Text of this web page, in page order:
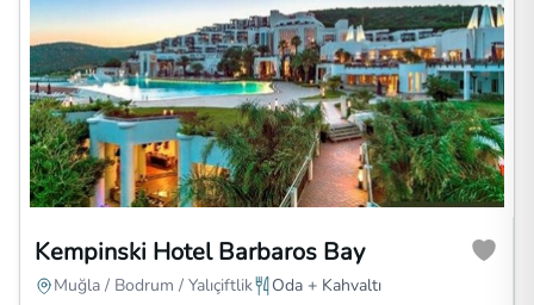
Kempinski Hotel Barbaros Bay
Muğla / Bodrum / Yalıçiftlik Oda + Kahvaltı